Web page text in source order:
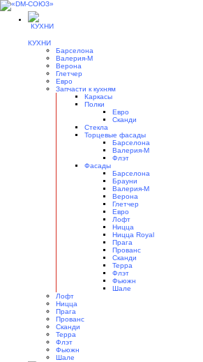
КУХНИ
Барселона
Валерия-М
Верона
Глетчер
Евро
Запчасти к кухням
Каркасы
Полки
Евро
Сканди
Стекла
Торцевые фасады
Барселона
Валерия-М
Флэт
Фасады
Барселона
Брауни
Валерия-М
Верона
Глетчер
Евро
Лофт
Ницца
Ницца Royal
Прага
Прованс
Сканди
Терра
Флэт
Фьюжн
Шале
Лофт
Ницца
Прага
Прованс
Сканди
Терра
Флэт
Фьюжн
Шале